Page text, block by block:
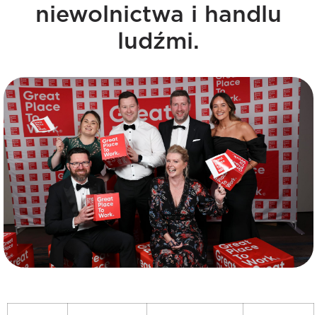
niewolnictwa i handlu
ludźmi.